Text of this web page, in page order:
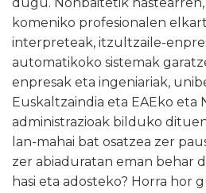
komeniko profesionalen
interpreteak, itzultzaile-
automatikoko sistemak
enpresak eta ingeniariak,
Euskaltzaindia eta EAEko eta
administrazioak bilduko
lan-mahai bat osatzea zer
zer abiaduratan eman behar
hasi eta adosteko? Horra hor